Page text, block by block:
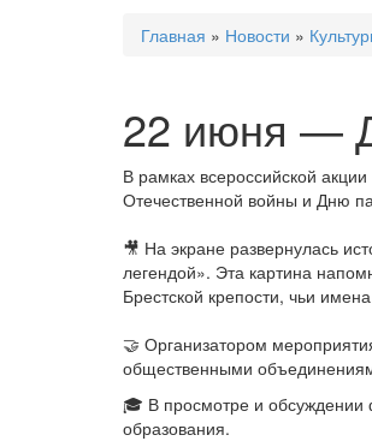
Главная » Новости »
22 июня —
В рамках всероссийской
Отечественной войны и Дню
🎥 На экране развернулась
легендой». Эта картина
Брестской крепости, чьи
🤝 Организатором
общественными
🎓 В просмотре и обсуждении
образования.